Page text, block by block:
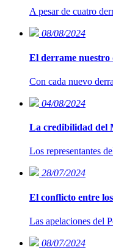
A pesar de cuatro
08/08/2024
El derrame nuestro
Con cada nuevo
04/08/2024
La credibilidad del
Los representantes
28/07/2024
El conflicto entre
Las apelaciones del
08/07/2024